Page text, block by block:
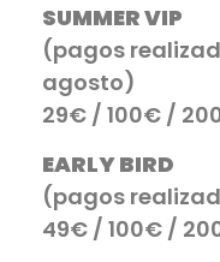
SUMMER VIP
(pagos
agosto)
29€ / 100€ /
EARLY BIRD
(pagos
49€ / 100€ /